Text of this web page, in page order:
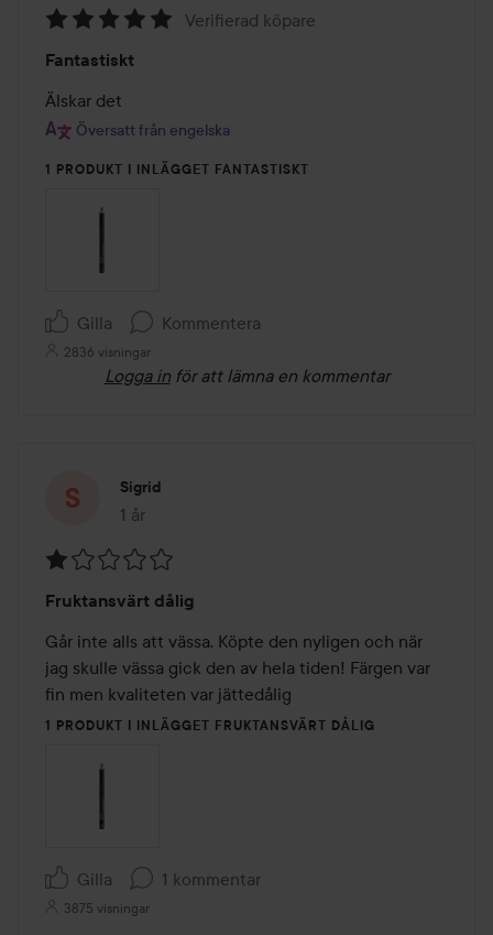
5
av
5
Verifierad köpare
Fantastiskt
Älskar det
Översatt från engelska
1 PRODUKT I INLÄGGET FANTASTISKT
Gilla Kommentera
2836 visningar
Logga in för att lämna en kommentar
Sigrid
1 år
Inlägget skapades 1 år
1
av
5
Fruktansvärt dålig
Går inte alls att vässa. Köpte den nyligen och när
jag skulle vässa gick den av hela tiden! Färgen var
fin men kvaliteten var jättedålig
1 PRODUKT I INLÄGGET FRUKTANSVÄRT DÅLIG
Gilla 1 kommentar
3875 visningar